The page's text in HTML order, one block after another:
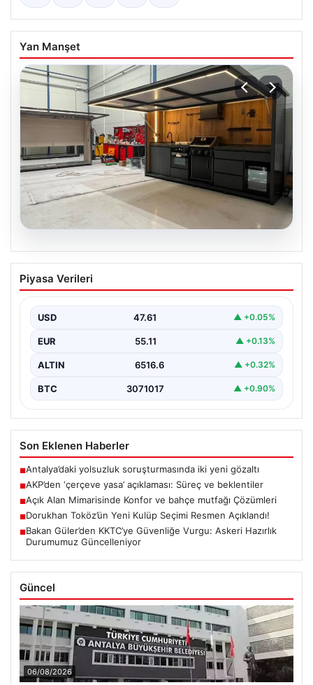
Yan Manşet
Açık Alan Mimarisinde Konfor ve bahçe
mutfağı Çözümleri
köşelerinden parçası gelmiştir. Doğayla uyumlu…
Piyasa Verileri
USD 47.61 ▲ +0.05%
EUR 55.11 ▲ +0.13%
ALTIN 6516.6 ▲ +0.32%
BTC 3071017 ▲ +0.90%
Son Eklenen Haberler
■Antalya’daki yolsuzluk soruşturmasında iki yeni gözaltı
■AKP’den ‘çerçeve yasa’ açıklaması: Süreç ve beklentiler
■Açık Alan Mimarisinde Konfor ve bahçe mutfağı Çözümleri
■Dorukhan Toköz’ün Yeni Kulüp Seçimi Resmen Açıklandı!
■Bakan Güler’den KKTC’ye Güvenliğe Vurgu: Askeri Hazırlık
Durumumuz Güncelleniyor
Güncel
06/08/2026